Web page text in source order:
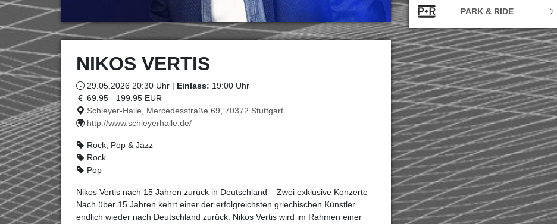
NIKOS VERTIS
29.05.2026 20:30 Uhr | Einlass: 19:00 Uhr
69,95 - 199,95 EUR
Schleyer-Halle, Mercedesstraße 69, 70372 Stuttgart
http://www.schleyerhalle.de/
Rock, Pop & Jazz
Rock
Pop
Nikos Vertis nach 15 Jahren zurück in Deutschland – Zwei exklusive Konzerte
Nach über 15 Jahren kehrt einer der erfolgreichsten griechischen Künstler
endlich wieder nach Deutschland zurück: Nikos Vertis wird im Rahmen einer
PARK & RIDE